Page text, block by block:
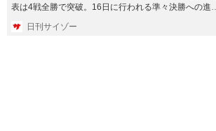
表は4戦全勝で突破。16日に行われる準々決勝への進出
日刊サイゾー